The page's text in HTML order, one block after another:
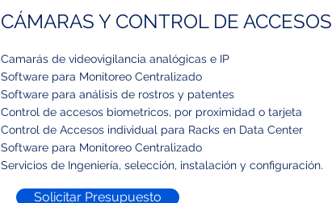
CÁMARAS Y CONTROL DE ACCESOS
Camarás de videovigilancia analógicas e IP
Software para Monitoreo Centralizado
Software para análisis de rostros y patentes
Control de accesos biometricos, por proximidad o tarjeta
Control de Accesos individual para Racks en Data Center
Software para Monitoreo Centralizado
Servicios de Ingeniería, selección, instalación y configuración.
Solicitar Presupuesto